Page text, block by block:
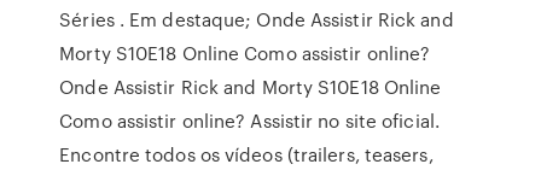
Séries . Em destaque; Onde Assistir Rick and
Morty S10E18 Online Como assistir online?
Onde Assistir Rick and Morty S10E18 Online
Como assistir online? Assistir no site oficial.
Encontre todos os vídeos (trailers, teasers,